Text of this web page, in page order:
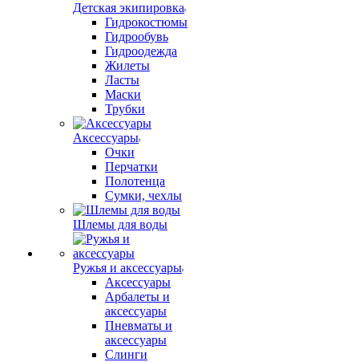
Детская экипировка
Гидрокостюмы
Гидрообувь
Гидроодежда
Жилеты
Ласты
Маски
Трубки
Аксессуары
Очки
Перчатки
Полотенца
Сумки, чехлы
Шлемы для воды
Ружья и аксессуары
Аксессуары
Арбалеты и
аксессуары
Пневматы и
аксессуары
Слинги